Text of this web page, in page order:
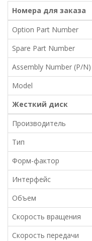
Номера для заказа
Option Part Number
Spare Part Number
Assembly Number (P/N)
Model
Жесткий диск
Производитель
Тип
Форм-фактор
Интерфейс
Объем
Скорость вращения
Скорость передачи